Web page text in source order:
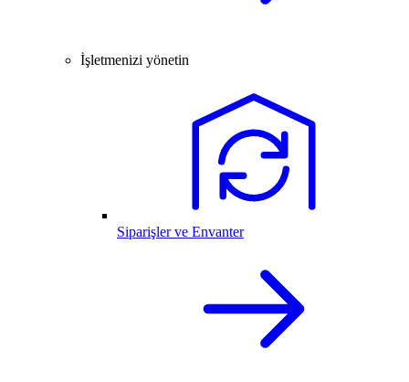
İşletmenizi yönetin
Siparişler ve Envanter